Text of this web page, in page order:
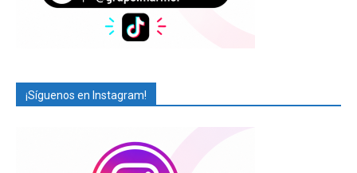
¡Síguenos en Instagram!